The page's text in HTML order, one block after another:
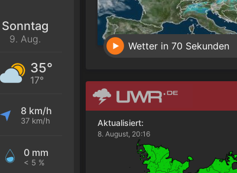
Sonntag
9. Aug.
35°
17°
8 km/h
37 km/h
0 mm
< 5 %
Wetter in 70 Sekunden
Aktualisiert:
8. August, 20:16